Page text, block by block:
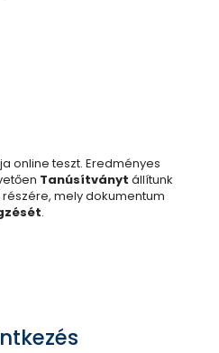
online teszt. Eredményes
Tanúsítványt állítunk
mely dokumentum
.